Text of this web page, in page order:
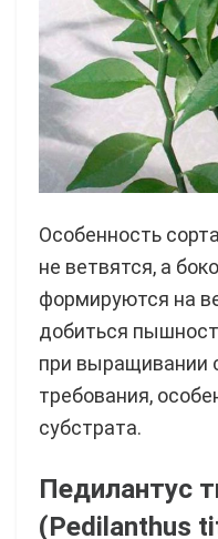
Особенность
не ветвятся, а
формируются на
добиться
при выращивании
требования,
субстрата.
Педилантус
(Pedilanthus